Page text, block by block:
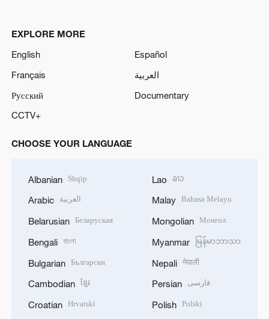
EXPLORE MORE
English
Español
Français
العربية
Русский
Documentary
CCTV+
CHOOSE YOUR LANGUAGE
Albanian Shqip
Arabic العربية
Belarusian Беларуская
Bengali বাংলা
Bulgarian Български
Cambodian ខ្មែរ
Croatian Hrvatski
Lao ລາວ
Malay Bahasa Melayu
Mongolian Монгол
Myanmar မြန်မာဘာသာ
Nepali नेपाली
Persian فارسی
Polish Polski